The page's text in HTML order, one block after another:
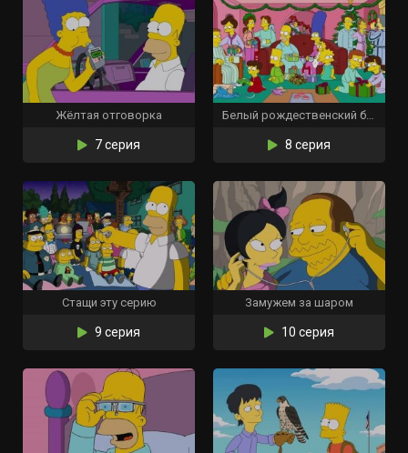
Жёлтая отговорка
7 серия
Белый рождественский блюз
8 серия
Стащи эту серию
9 серия
Замужем за шаром
10 серия